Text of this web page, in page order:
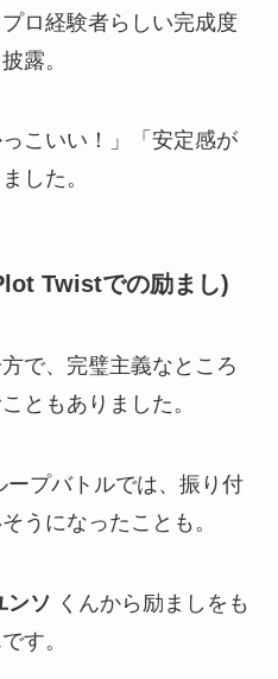
ロ経験者らしい完成度
露。
こいい！」「安定感が
した。
Twistでの励まし)
で、完璧主義なところ
ともありました。
プバトルでは、振り付
うになったことも。
ンソ くんから励ましをも
す。